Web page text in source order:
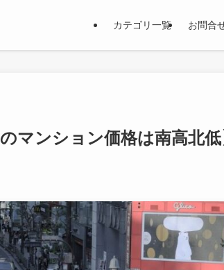
カテゴリ一覧 お問合
マンション価格は南高北低